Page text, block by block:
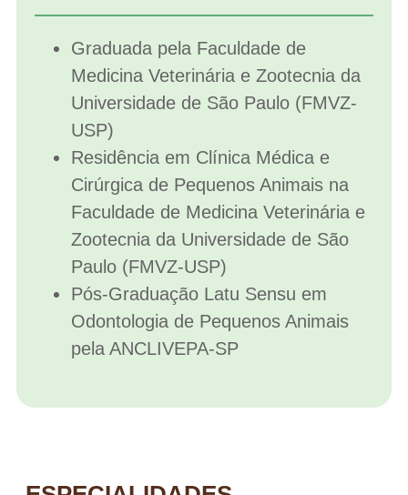
Graduada pela Faculdade de
Medicina Veterinária e Zootecnia da
Universidade de São Paulo (FMVZ-
USP)
Residência em Clínica Médica e
Cirúrgica de Pequenos Animais na
Faculdade de Medicina Veterinária e
Zootecnia da Universidade de São
Paulo (FMVZ-USP)
Pós-Graduação Latu Sensu em
Odontologia de Pequenos Animais
pela ANCLIVEPA-SP